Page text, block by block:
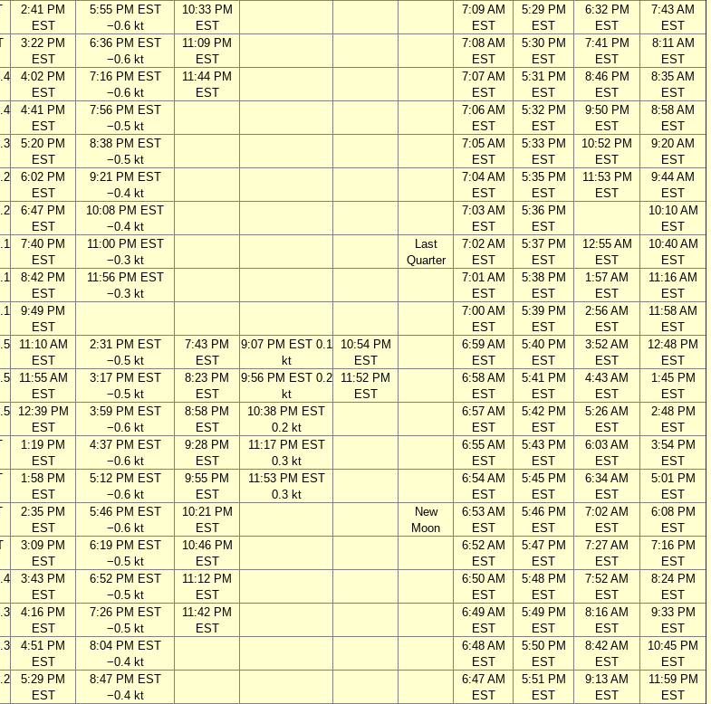
2:41 PM
EST
5:55 PM EST
−0.6 kt
10:33 PM
EST
7:09 AM
EST
5:29 PM
EST
6:32 PM
EST
7:43 AM
EST
3:22 PM
EST
6:36 PM EST
−0.6 kt
11:09 PM
EST
7:08 AM
EST
5:30 PM
EST
7:41 PM
EST
8:11 AM
EST
4:02 PM
EST
7:16 PM EST
−0.6 kt
11:44 PM
EST
7:07 AM
EST
5:31 PM
EST
8:46 PM
EST
8:35 AM
EST
4:41 PM
EST
7:56 PM EST
−0.5 kt
7:06 AM
EST
5:32 PM
EST
9:50 PM
EST
8:58 AM
EST
5:20 PM
EST
8:38 PM EST
−0.5 kt
7:05 AM
EST
5:33 PM
EST
10:52 PM
EST
9:20 AM
EST
6:02 PM
EST
9:21 PM EST
−0.4 kt
7:04 AM
EST
5:35 PM
EST
11:53 PM
EST
9:44 AM
EST
6:47 PM
EST
10:08 PM EST
−0.4 kt
7:03 AM
EST
5:36 PM
EST
10:10 AM
EST
7:40 PM
EST
11:00 PM EST
−0.3 kt
Last
Quarter
7:02 AM
EST
5:37 PM
EST
12:55 AM
EST
10:40 AM
EST
8:42 PM
EST
11:56 PM EST
−0.3 kt
7:01 AM
EST
5:38 PM
EST
1:57 AM
EST
11:16 AM
EST
9:49 PM
EST
7:00 AM
EST
5:39 PM
EST
2:56 AM
EST
11:58 AM
EST
11:10 AM
EST
2:31 PM EST
−0.5 kt
7:43 PM
EST
9:07 PM EST 0.1
kt
10:54 PM
EST
6:59 AM
EST
5:40 PM
EST
3:52 AM
EST
12:48 PM
EST
11:55 AM
EST
3:17 PM EST
−0.5 kt
8:23 PM
EST
9:56 PM EST 0.2
kt
11:52 PM
EST
6:58 AM
EST
5:41 PM
EST
4:43 AM
EST
1:45 PM
EST
12:39 PM
EST
3:59 PM EST
−0.6 kt
8:58 PM
EST
10:38 PM EST
0.2 kt
6:57 AM
EST
5:42 PM
EST
5:26 AM
EST
2:48 PM
EST
1:19 PM
EST
4:37 PM EST
−0.6 kt
9:28 PM
EST
11:17 PM EST
0.3 kt
6:55 AM
EST
5:43 PM
EST
6:03 AM
EST
3:54 PM
EST
1:58 PM
EST
5:12 PM EST
−0.6 kt
9:55 PM
EST
11:53 PM EST
0.3 kt
6:54 AM
EST
5:45 PM
EST
6:34 AM
EST
5:01 PM
EST
2:35 PM
EST
5:46 PM EST
−0.6 kt
10:21 PM
EST
New
Moon
6:53 AM
EST
5:46 PM
EST
7:02 AM
EST
6:08 PM
EST
3:09 PM
EST
6:19 PM EST
−0.5 kt
10:46 PM
EST
6:52 AM
EST
5:47 PM
EST
7:27 AM
EST
7:16 PM
EST
3:43 PM
EST
6:52 PM EST
−0.5 kt
11:12 PM
EST
6:50 AM
EST
5:48 PM
EST
7:52 AM
EST
8:24 PM
EST
4:16 PM
EST
7:26 PM EST
−0.5 kt
11:42 PM
EST
6:49 AM
EST
5:49 PM
EST
8:16 AM
EST
9:33 PM
EST
4:51 PM
EST
8:04 PM EST
−0.4 kt
6:48 AM
EST
5:50 PM
EST
8:42 AM
EST
10:45 PM
EST
5:29 PM
EST
8:47 PM EST
−0.4 kt
6:47 AM
EST
5:51 PM
EST
9:13 AM
EST
11:59 PM
EST